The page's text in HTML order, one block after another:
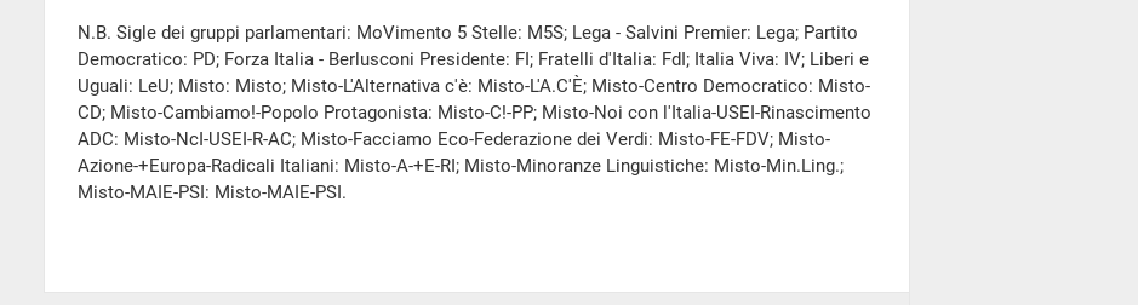
N.B. Sigle dei gruppi parlamentari: MoVimento 5 Stelle: M5S; Lega - Salvini Premier: Lega; Partito
Democratico: PD; Forza Italia - Berlusconi Presidente: FI; Fratelli d'Italia: FdI; Italia Viva: IV; Liberi e
Uguali: LeU; Misto: Misto; Misto-L'Alternativa c'è: Misto-L'A.C'È; Misto-Centro Democratico: Misto-
CD; Misto-Cambiamo!-Popolo Protagonista: Misto-C!-PP; Misto-Noi con l'Italia-USEI-Rinascimento
ADC: Misto-NcI-USEI-R-AC; Misto-Facciamo Eco-Federazione dei Verdi: Misto-FE-FDV; Misto-
Azione-+Europa-Radicali Italiani: Misto-A-+E-RI; Misto-Minoranze Linguistiche: Misto-Min.Ling.;
Misto-MAIE-PSI: Misto-MAIE-PSI.